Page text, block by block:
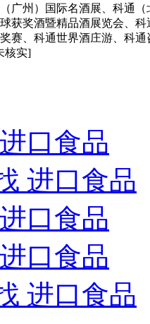
广州）国际名酒展、科通
球获奖酒暨精品酒展览会、
赛、科通世界酒庄游、科通
核实]
口食品
进口食品
口食品
口食品
进口食品